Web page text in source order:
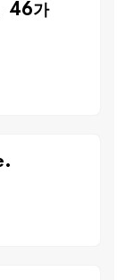
46가